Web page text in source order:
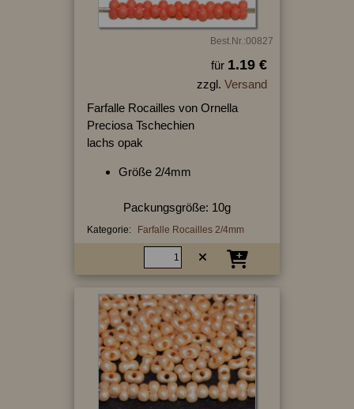
Best.Nr.:00827
für 1.19 €
zzgl. Versand
Farfalle Rocailles von Ornella
Preciosa Tschechien
lachs opak
Größe 2/4mm
Packungsgröße: 10g
Kategorie: Farfalle Rocailles 2/4mm